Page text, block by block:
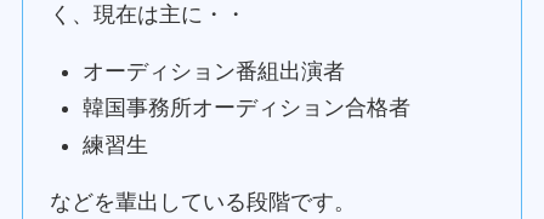
く、現在は主に・・
オーディション番組出演者
韓国事務所オーディション合格者
練習生
などを輩出している段階です。